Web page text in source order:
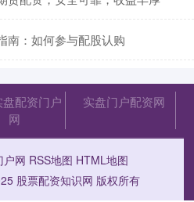
南：如何参与配股认购
配资门户
网
实盘门户配资网
户网 RSS地图 HTML地图
股票配资知识网 版权所有